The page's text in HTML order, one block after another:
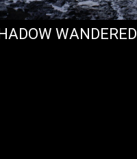
WANDERED